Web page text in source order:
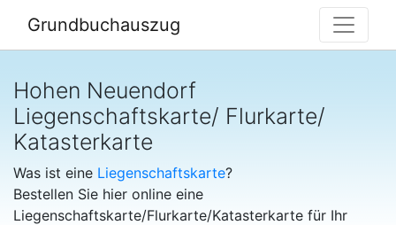
Grundbuchauszug
Hohen Neuendorf
Liegenschaftskarte/ Flurkarte/
Katasterkarte
Was ist eine Liegenschaftskarte?
Bestellen Sie hier online eine
Liegenschaftskarte/Flurkarte/Katasterkarte für Ihr